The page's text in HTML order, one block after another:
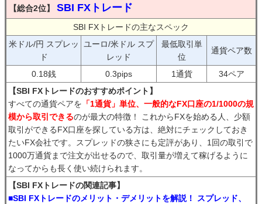
【総合2位】 SBI FXトレード
SBI FXトレードの主なスペック
米ドル/円 スプレッ
ド
ユーロ/米ドル スプ
レッド
最低取引単
位
通貨ペア数
0.18銭 0.3pips 1通貨
34ペア
【SBI FXトレードのおすすめポイント】
すべての通貨ペアを 「1通貨」単位、一般的なFX口座の1/1000の規
模から取引できるのが最大の特徴！ これからFXを始める人、少額
取引ができるFX口座を探している方は、絶対にチェックしておき
たいFX会社です。スプレッドの狭さにも定評があり、1回の取引で
1000万通貨まで注文が出せるので、取引量が増えて稼げるように
なってからも長く使い続けられます。
【SBI FXトレードの関連記事】
■SBI FXトレードのメリット・デメリットを解説！ スプレッド、